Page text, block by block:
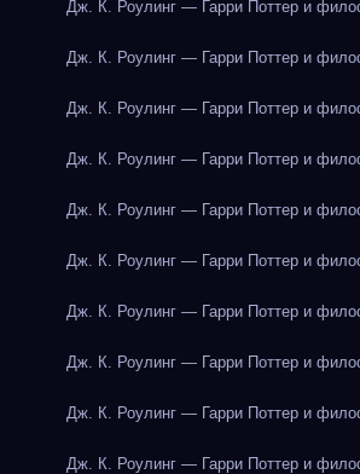
Дж. К. Роулинг — Гарри Поттер и
Дж. К. Роулинг — Гарри Поттер и
Дж. К. Роулинг — Гарри Поттер и
Дж. К. Роулинг — Гарри Поттер и
Дж. К. Роулинг — Гарри Поттер и
Дж. К. Роулинг — Гарри Поттер и
Дж. К. Роулинг — Гарри Поттер и
Дж. К. Роулинг — Гарри Поттер и
Дж. К. Роулинг — Гарри Поттер и
Дж. К. Роулинг — Гарри Поттер и